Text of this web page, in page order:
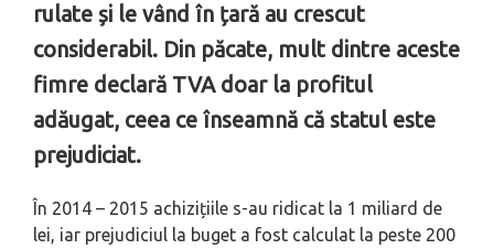
rulate și le vând în țară au crescut
considerabil. Din păcate, mult dintre aceste
fimre declară TVA doar la profitul
adăugat, ceea ce înseamnă că statul este
prejudiciat.
În 2014 – 2015 achizițiile s-au ridicat la 1 miliard de
lei, iar prejudiciul la buget a fost calculat la peste 200